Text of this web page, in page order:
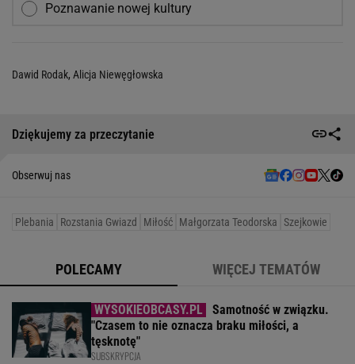
Poznawanie nowej kultury
Dawid Rodak, Alicja Niewęgłowska
Dziękujemy za przeczytanie
Obserwuj nas
Plebania Rozstania Gwiazd Miłość Małgorzata Teodorska Szejkowie
POLECAMY WIĘCEJ TEMATÓW
Samotność w związku.
"Czasem to nie oznacza braku miłości, a
tęsknotę"
SUBSKRYPCJA